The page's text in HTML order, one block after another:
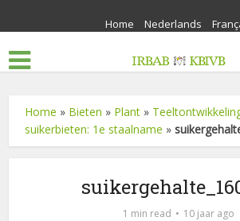
Home Nederlands
Home » Bieten » Plant »
suikerbieten: 1e staalname »
1 min read 10 jaar ago